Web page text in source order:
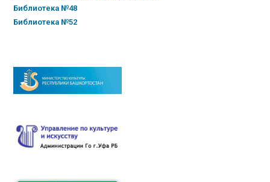
Библиотека №48
Библиотека №52